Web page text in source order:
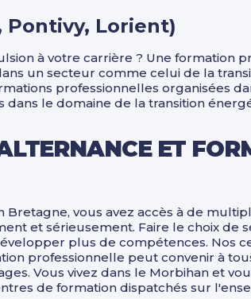
Pontivy, Lorient)
à votre carrière ? Une formation
un secteur comme celui de la
professionnelles organisées
le domaine de la transition
ET
Bretagne, vous avez accès à de
et sérieusement. Faire le choix de
plus de compétences. Nos
professionnelle peut convenir à
Vous vivez dans le Morbihan et
de formation dispatchés sur